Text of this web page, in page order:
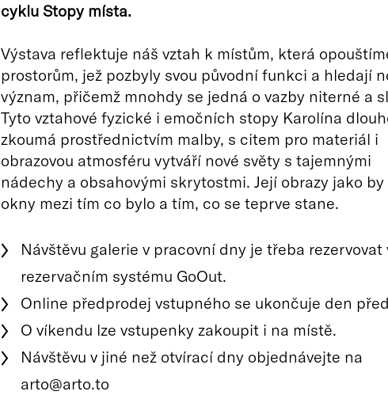
cyklu Stopy místa.
Výstava reflektuje náš vztah k místům, která
prostorům, jež pozbyly svou původní funkci a hledají
význam, přičemž mnohdy se jedná o vazby niterné a
Tyto vztahové fyzické i emočních stopy Karolína
zkoumá prostřednictvím malby, s citem pro materiál i
obrazovou atmosféru vytváří nové světy s tajemnými
nádechy a obsahovými skrytostmi. Její obrazy jako by
okny mezi tím co bylo a tím, co se teprve stane.
Návštěvu galerie v pracovní dny je třeba rezervovat
rezervačním systému GoOut.
Online předprodej vstupného se ukončuje den
O víkendu lze vstupenky zakoupit i na místě.
Návštěvu v jiné než otvírací dny objednávejte na
arto@arto.to